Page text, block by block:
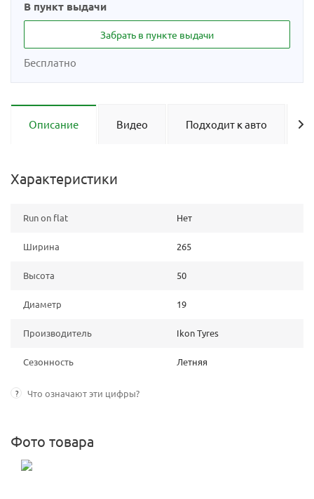
В пункт выдачи
Бесплатно
Забрать в пункте выдачи
Описание Видео Подходит к авто
Характеристики
Run on flat Нет
Ширина 265
Высота 50
Диаметр 19
Производитель Ikon Tyres
Сезонность Летняя
? Что означают эти цифры?
Фото товара